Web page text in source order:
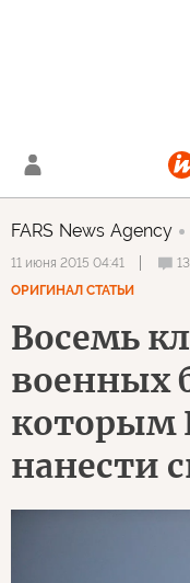
FARS News Agency
11 июня 2015 04:41 13
ОРИГИНАЛ СТАТЬИ
Восемь
военных
которым
нанести